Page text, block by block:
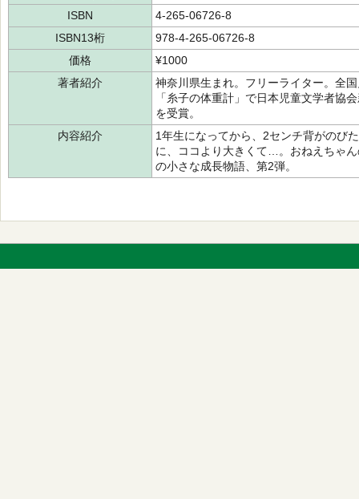
ISBN
4-265-06726-8
ISBN13桁
978-4-265-06726-8
価格
¥1000
著者紹介
神奈川県生まれ。フリーライター。全
「糸子の体重計」で日本児童文学者協
を受賞。
内容紹介
1年生になってから、2センチ背がのび
に、ココより大きくて…。おねえちゃ
の小さな成長物語、第2弾。